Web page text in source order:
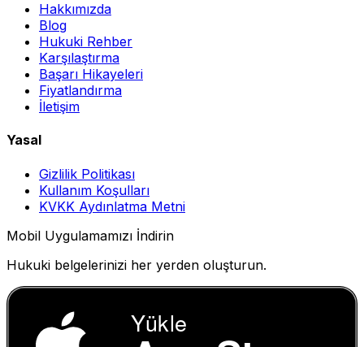
Hakkımızda
Blog
Hukuki Rehber
Karşılaştırma
Başarı Hikayeleri
Fiyatlandırma
İletişim
Yasal
Gizlilik Politikası
Kullanım Koşulları
KVKK Aydınlatma Metni
Mobil Uygulamamızı İndirin
Hukuki belgelerinizi her yerden oluşturun.
Yükle